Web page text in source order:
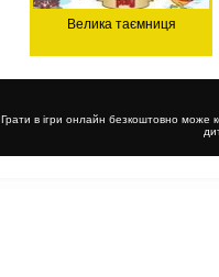
Велика таємниця
Грати в ігри онлайн безкоштовно може